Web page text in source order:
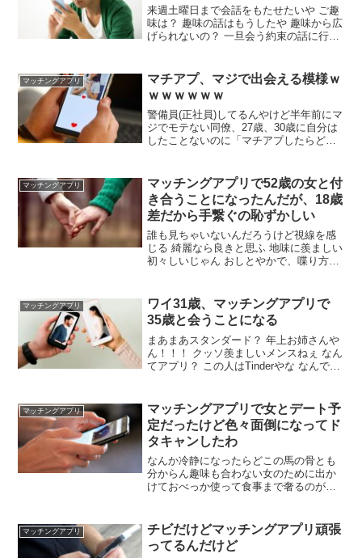
来週土曜日まで会話をもたせたいや ご趣
味は？ 趣味の話はもうしたや 趣味から広
げられないの？ 一旦会う約束の話に行っ
で 1週間スルーは流石にないだろ デート
でやりたいこととか行きたいとことか聞
くのはダメなん？
マッチングアプリ
マチアプ、マジで出会える模様ｗ
ｗｗｗｗｗｗ
警備員(正社員)してるんやけど半年前にマ
ジでモテない同僚、27歳、30歳に自分は
したことないのに「マチアプしたらどう
前提に二人とも同棲まで進んでて草.....28
歳童貞のワイ....泣く....
マッチングアプリ
マッチングアプリで52歳の女と付
き合うことになったんだが、18歳
差だから手繋ぐの恥ずかしい
誰も見ちゃいないんだろうけど視線を感
じる 綺麗なら良きと思ふ 地味に羨ましい
初々しいじゃん おしとやかで、喋り方が
「うん、うーん♪ふんふん♪」とか独り言
多いし 向こうも結婚なんて考えてないだ
ろ
マッチングアプリ
ワイ31歳、マッチングアプリで
35歳と会うことになる
まあまあスタンダード？ 年上お姉さんや
ん！！！ クッソ羨ましいメンスねぇ なん
てアプリ？ この人はTinderやな なんで年
うはたぶん真剣にくるぞ 電話した感じそ
んな感じしなかった
マッチングアプリ
マッチングアプリで女とデート予
定だったけど色々面倒になってド
タキャンしたわ
なんか冷静になったらどこの馬の骨とも
分からん趣味も合わない女のために出か
けておべっか使って食事まで奢るのが馬
ほうが満たされる気がしたので仮病使っ
てドタキャンしといたわ 馬鹿垂
れ！！！！
マッチングアプリ
チビだけどマッチングアプリ頑張
ってるんだけど